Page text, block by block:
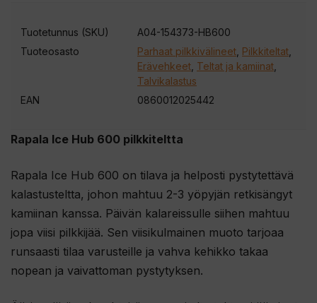
Rapala Ice Hub 600 pilkkiteltta
Rapala Ice Hub 600 on tilava ja helposti pystytettävä
kalastusteltta, johon mahtuu 2-3 yöpyjän retkisängyt
kamiinan kanssa. Päivän kalareissulle siihen mahtuu
jopa viisi pilkkijää. Sen viisikulmainen muoto tarjoaa
runsaasti tilaa varusteille ja vahva kehikko takaa
nopean ja vaivattoman pystytyksen.
Tuotetunnus (SKU)
A04-154373-HB600
Tuoteosasto
Parhaat pilkkivälineet Pilkkiteltat
Erävehkeet Teltat ja kamiinat
Talvikalastus
EAN
0860012025442